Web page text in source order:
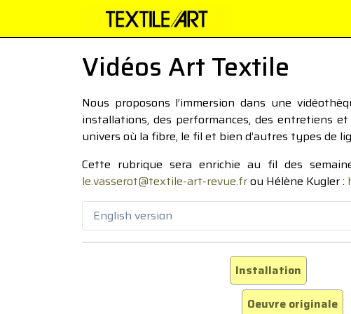
Vidéos Art Textile
Nous proposons l’immersion dans une
installations, des performances, des entretiens
univers où la fibre, le fil et bien d’autres types de
Cette rubrique sera enrichie au fil des
le.vasserot@textile-art-revue.frou Hélène Kugler :
English version
Installation
Oeuvre originale